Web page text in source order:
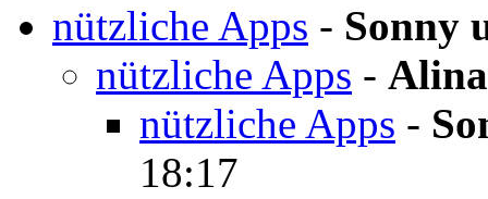
nützliche Apps - Sonny
nützliche Apps-Alina
nützliche Apps